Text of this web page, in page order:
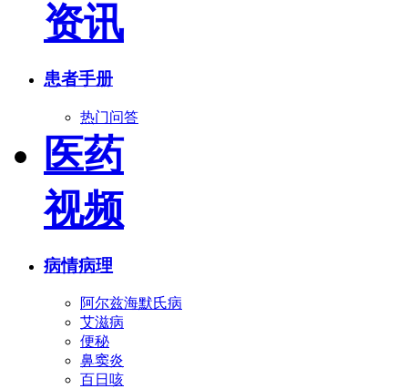
资讯
患者手册
热门问答
医药
视频
病情病理
阿尔兹海默氏病
艾滋病
便秘
鼻窦炎
百日咳